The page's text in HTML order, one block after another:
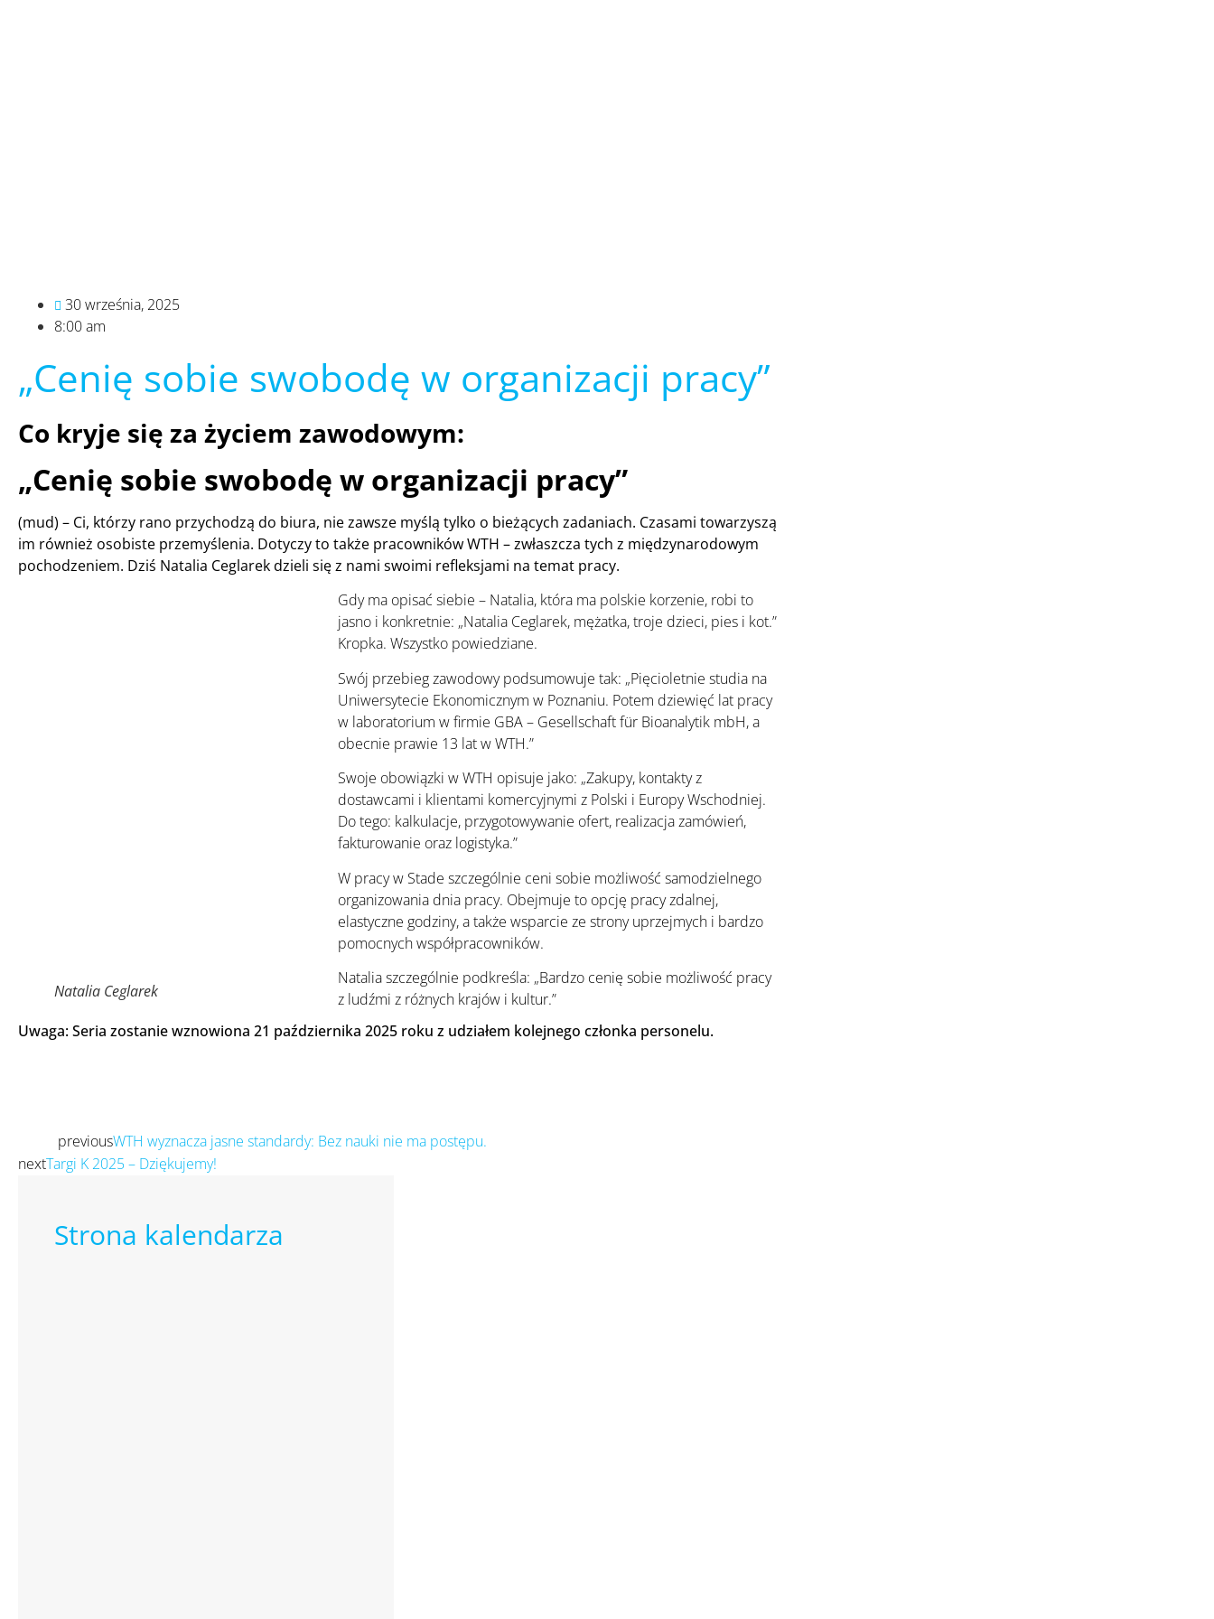
30 września, 2025
8:00 am
„Cenię sobie swobodę w organizacji pracy”
Co kryje się za życiem zawodowym:
„Cenię sobie swobodę w organizacji pracy”
(mud) – Ci, którzy rano przychodzą do biura, nie zawsze myślą tylko o bieżących zadaniach. Czasami towarzyszą
im również osobiste przemyślenia. Dotyczy to także pracowników WTH – zwłaszcza tych z międzynarodowym
pochodzeniem. Dziś Natalia Ceglarek dzieli się z nami swoimi refleksjami na temat pracy.
Natalia Ceglarek
Gdy ma opisać siebie – Natalia, która ma polskie korzenie, robi to
jasno i konkretnie: „Natalia Ceglarek, mężatka, troje dzieci, pies i kot.”
Kropka. Wszystko powiedziane.
Swój przebieg zawodowy podsumowuje tak: „Pięcioletnie studia na
Uniwersytecie Ekonomicznym w Poznaniu. Potem dziewięć lat pracy
w laboratorium w firmie GBA – Gesellschaft für Bioanalytik mbH, a
obecnie prawie 13 lat w WTH.”
Swoje obowiązki w WTH opisuje jako: „Zakupy, kontakty z
dostawcami i klientami komercyjnymi z Polski i Europy Wschodniej.
Do tego: kalkulacje, przygotowywanie ofert, realizacja zamówień,
fakturowanie oraz logistyka.”
W pracy w Stade szczególnie ceni sobie możliwość samodzielnego
organizowania dnia pracy. Obejmuje to opcję pracy zdalnej,
elastyczne godziny, a także wsparcie ze strony uprzejmych i bardzo
pomocnych współpracowników.
Natalia szczególnie podkreśla: „Bardzo cenię sobie możliwość pracy
z ludźmi z różnych krajów i kultur.”
Uwaga: Seria zostanie wznowiona 21 października 2025 roku z udziałem kolejnego członka personelu.
previousWTH wyznacza jasne standardy: Bez nauki nie ma postępu.
nextTargi K 2025 – Dziękujemy!
Strona kalendarza